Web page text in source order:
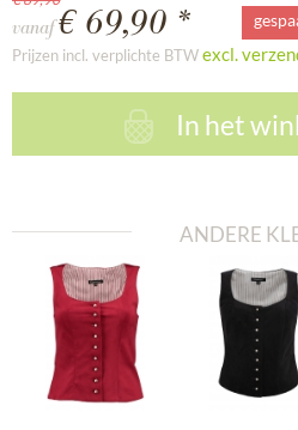
vanaf € 69,90 *
Prijzen incl. verplichte BTWexcl.
In het
ANDERE